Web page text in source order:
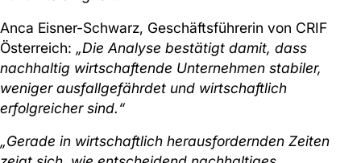
Anca Eisner-Schwarz, Geschäftsführerin von CRIF
Österreich: „Die Analyse bestätigt damit, dass
nachhaltig wirtschaftende Unternehmen stabiler,
weniger ausfallgefährdet und wirtschaftlich
erfolgreicher sind.“
„Gerade in wirtschaftlich herausfordernden Zeiten